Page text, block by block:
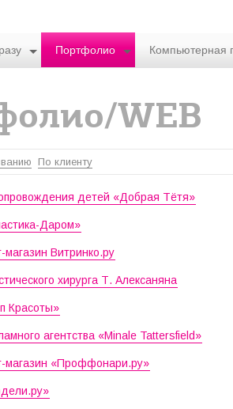
Портфолио Компьютерная
WEB
По клиенту
детей «Добрая Тётя»
Даром»
магазин Витринко.ру
хирурга Т. Алексаняна
Красоты»
агентства «Minale Tattersfield»
магазин «Проффонари.ру»